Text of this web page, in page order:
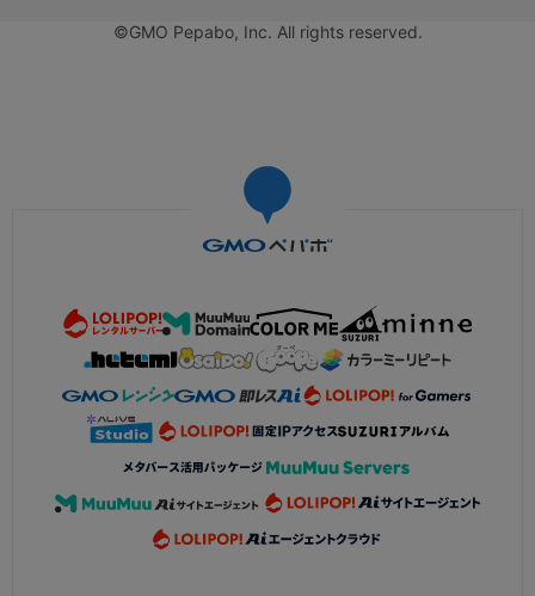
©GMO Pepabo, Inc. All rights reserved.